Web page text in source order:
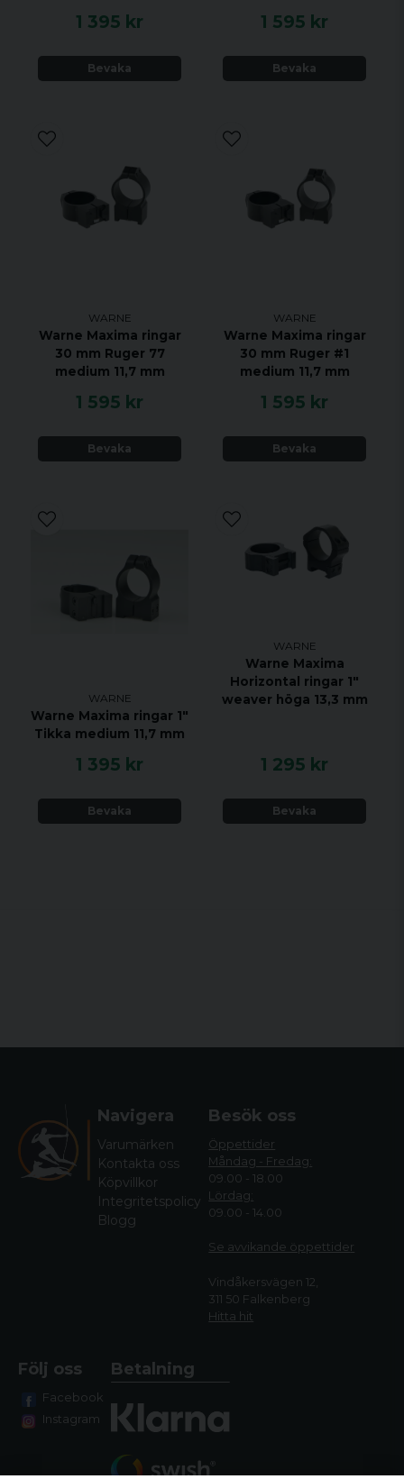
1 395 kr
Bevaka
1 595 kr
Bevaka
WARNE
Warne Maxima ringar
30 mm Ruger 77
medium 11,7 mm
1 595 kr
Bevaka
WARNE
Warne Maxima ringar
30 mm Ruger #1
medium 11,7 mm
1 595 kr
Bevaka
WARNE
Warne Maxima ringar 1"
Tikka medium 11,7 mm
1 395 kr
Bevaka
WARNE
Warne Maxima
Horizontal ringar 1"
weaver höga 13,3 mm
1 295 kr
Bevaka
Navigera
Varumärken
Kontakta oss
Köpvillkor
Integritetspolicy
Blogg
Besök oss
Öppettider
Måndag - Fredag:
09.00 - 18.00
Lördag:
09.00 - 14.00
Se avvikande öppettider
Vindåkersvägen 12,
311 50 Falkenberg
Hitta hit
Följ oss
Facebook
Instagram
Betalning